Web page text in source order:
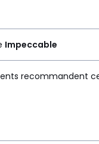
3
Impeccable
83%
Impeccable
recommandent